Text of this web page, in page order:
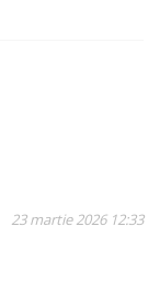
23 martie 2026 12:33